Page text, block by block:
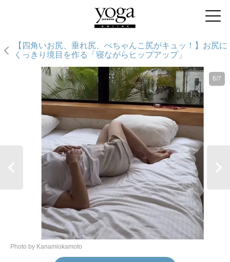
【四角いお尻、垂れ尻、ぺちゃんこ尻がキュッ！】お尻に
くっきり境目を作る「寝ながらヒップアップ」
6/7
Photo by Kanamiokamoto